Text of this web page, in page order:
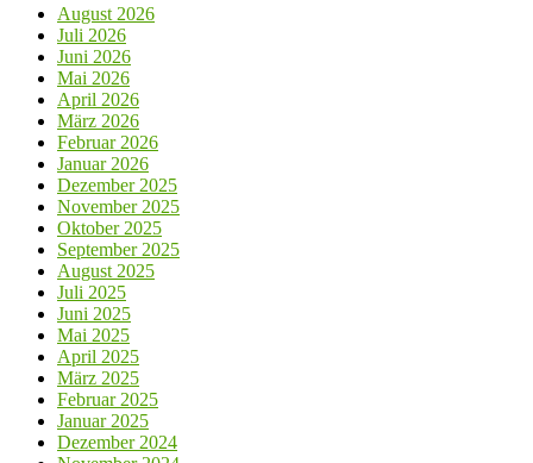
August 2026
Juli 2026
Juni 2026
Mai 2026
April 2026
März 2026
Februar 2026
Januar 2026
Dezember 2025
November 2025
Oktober 2025
September 2025
August 2025
Juli 2025
Juni 2025
Mai 2025
April 2025
März 2025
Februar 2025
Januar 2025
Dezember 2024